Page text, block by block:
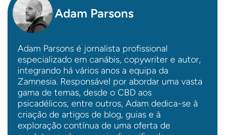
Adam Parsons
Adam Parsons é jornalista profissional
especializado em canábis, copywriter e autor,
integrando há vários anos a equipa da
Zamnesia. Responsável por abordar uma vasta
gama de temas, desde o CBD aos
psicadélicos, entre outros, Adam dedica-se à
criação de artigos de blog, guias e à
exploração contínua de uma oferta de